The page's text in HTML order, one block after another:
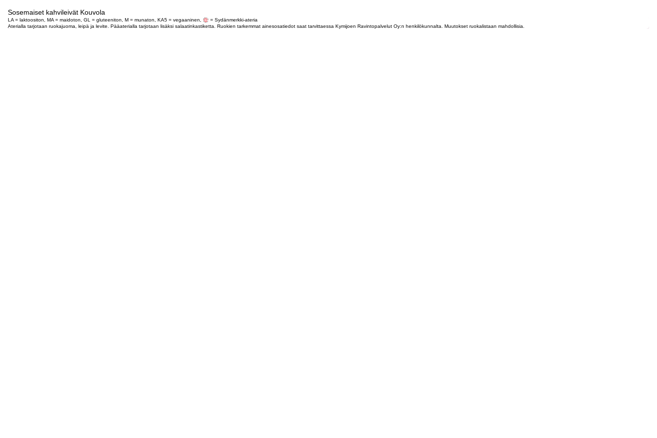
Sosemaiset kahvileivät Kouvola
LA = laktoositon, MA = maidoton, GL = gluteeniton, M = munaton, KA5 = vegaaninen,
= Sydänmerkki-ateria
Aterialla tarjotaan ruokajuoma, leipä ja levite. Pääaterialla tarjotaan lisäksi salaatinkastiketta. Ruokien tarkemmat ainesosatiedot saat tarvittaessa Kymijoen Ravintopalvelut Oy:n henkilökunnalta. Muutokset ruokalistaan mahdollisia.